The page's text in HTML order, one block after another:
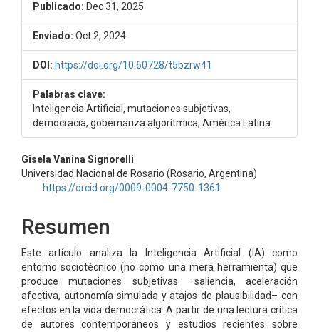
Publicado: Dec 31, 2025
Enviado: Oct 2, 2024
DOI: https://doi.org/10.60728/t5bzrw41
Palabras clave:
Inteligencia Artificial, mutaciones subjetivas,
democracia, gobernanza algorítmica, América Latina
Contenido
principal
artículo
Gisela Vanina Signorelli
Universidad Nacional de Rosario (Rosario, Argentina)
https://orcid.org/0009-0004-7750-1361
Resumen
Este artículo analiza la Inteligencia Artificial (IA) como
entorno sociotécnico (no como una mera herramienta) que
produce mutaciones subjetivas –saliencia, aceleración
afectiva, autonomía simulada y atajos de plausibilidad– con
efectos en la vida democrática. A partir de una lectura crítica
de autores contemporáneos y estudios recientes sobre